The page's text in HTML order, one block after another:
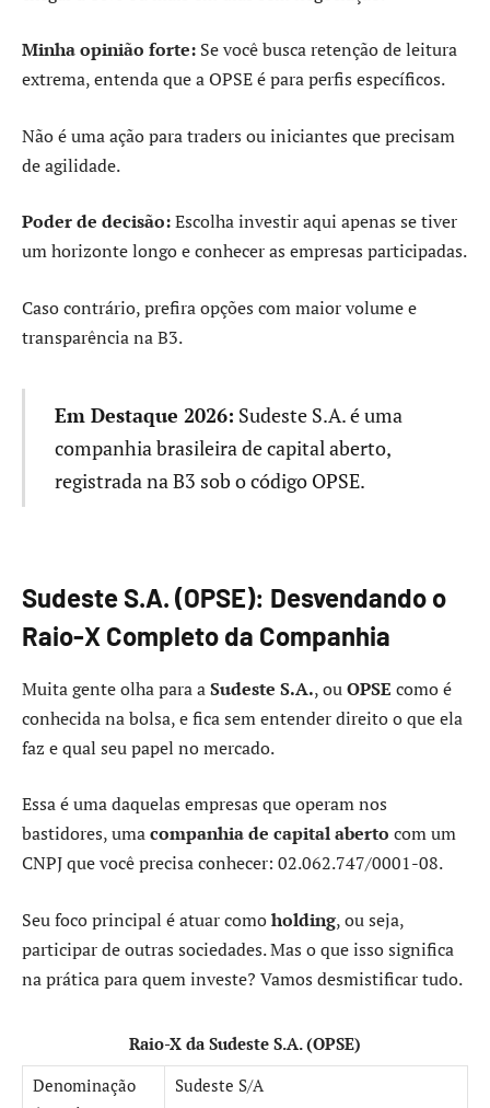
Minha opinião forte: Se você busca retenção de leitura
extrema, entenda que a OPSE é para perfis específicos.
Não é uma ação para traders ou iniciantes que precisam
de agilidade.
Poder de decisão:Escolha investir aqui apenas se tiver
um horizonte longo e conhecer as empresas participadas.
Caso contrário, prefira opções com maior volume e
transparência na B3.
Em Destaque 2026: Sudeste S.A. é uma
companhia brasileira de capital aberto,
registrada na B3 sob o código OPSE.
Sudeste S.A. (OPSE): Desvendando o
Raio-X Completo da Companhia
Muita gente olha para aSudeste S.A., ouOPSE como é
conhecida na bolsa, e fica sem entender direito o que ela
faz e qual seu papel no mercado.
Essa é uma daquelas empresas que operam nos
bastidores, umacompanhia de capital aberto com um
CNPJ que você precisa conhecer: 02.062.747/0001-08.
Seu foco principal é atuar comoholding, ou seja,
participar de outras sociedades. Mas o que isso significa
na prática para quem investe? Vamos desmistificar tudo.
Raio-X da Sudeste S.A. (OPSE)
Denominação
Sudeste S/A